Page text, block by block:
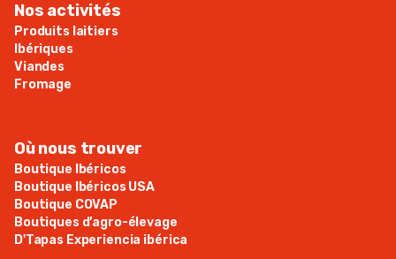
Nos activités
Produits laitiers
Ibériques
Viandes
Fromage
Où nous trouver
Boutique Ibéricos
Boutique Ibéricos USA
Boutique COVAP
Boutiques d’agro-élevage
D'Tapas Experiencia ibérica